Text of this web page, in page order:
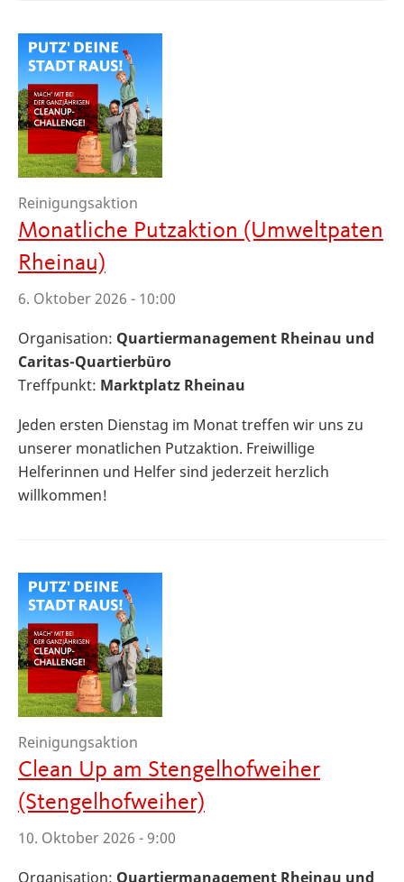
Reinigungsaktion
Monatliche Putzaktion (Umweltpaten
Rheinau)
6. Oktober 2026 - 10:00
Organisation: Quartiermanagement Rheinau und
Caritas-Quartierbüro
Treffpunkt: Marktplatz Rheinau
Jeden ersten Dienstag im Monat treffen wir uns zu
unserer monatlichen Putzaktion. Freiwillige
Helferinnen und Helfer sind jederzeit herzlich
willkommen!
Reinigungsaktion
Clean Up am Stengelhofweiher
(Stengelhofweiher)
10. Oktober 2026 - 9:00
Organisation: Quartiermanagement Rheinau und